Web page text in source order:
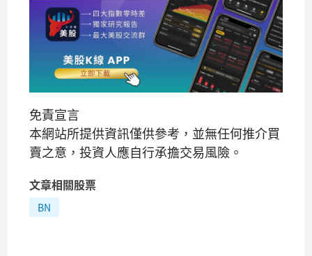
免責宣言
本網站所提供資訊僅供參考，並無任何推介買
賣之意，投資人應自行承擔交易風險。
文章相關股票
BN